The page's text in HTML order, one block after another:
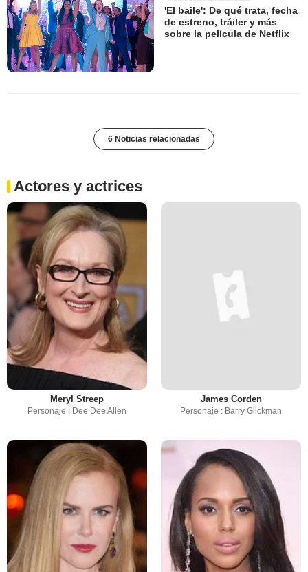
'El baile': De qué trata, fecha
de estreno, tráiler y más
sobre la película de Netflix
6 Noticias relacionadas
Actores y actrices
Meryl Streep
Personaje : Dee Dee Allen
James Corden
Personaje : Barry Glickman